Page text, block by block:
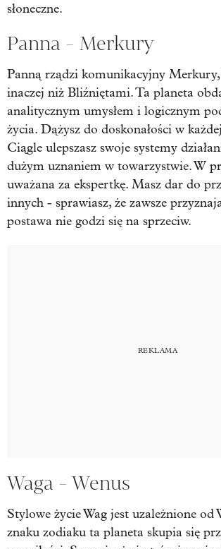
słoneczne.
Panna - Merkury
Panną rządzi komunikacyjny Merkury,
inaczej niż Bliźniętami. Ta planeta
analitycznym umysłem i logicznym
życia. Dążysz do doskonałości w
Ciągle ulepszasz swoje systemy
dużym uznaniem w towarzystwie. W
uważana za ekspertkę. Masz dar do
innych - sprawiasz, że zawsze
postawa nie godzi się na sprzeciw.
Waga - Wenus
Stylowe życie Wag jest uzależnione od
znaku zodiaku ta planeta skupia się